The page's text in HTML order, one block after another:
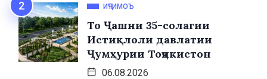
ИҶТИМОЪ
То Ҷашни 35-солагии
Истиқлоли давлатии
Ҷумҳурии Тоҷикистон
06.08.2026